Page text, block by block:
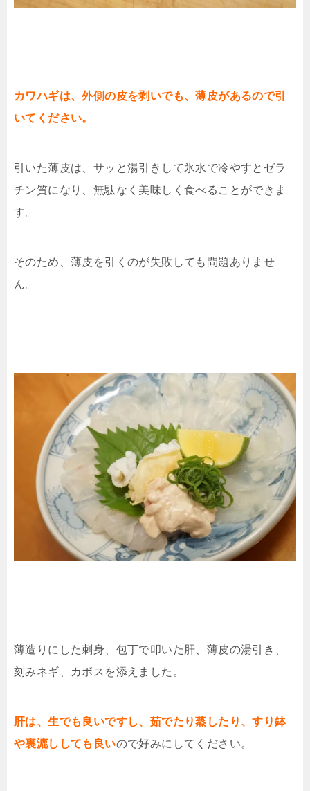
カワハギは、外側の皮を剥いでも、薄皮があるので引
いてください。
引いた薄皮は、サッと湯引きして氷水で冷やすとゼラ
チン質になり、無駄なく美味しく食べることができま
す。
そのため、薄皮を引くのが失敗しても問題ありませ
ん。
薄造りにした刺身、包丁で叩いた肝、薄皮の湯引き、
刻みネギ、カボスを添えました。
肝は、生でも良いですし、茹でたり蒸したり、すり鉢
や裏漉ししても良いので好みにしてください。